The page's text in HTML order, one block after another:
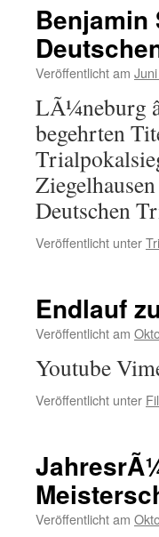
Benjamin
Veröffentlicht am
LÃ¼neburg
begehrten
Deutschen
Veröffentlicht unter
Endlauf
Veröffentlicht am
Youtube
Veröffentlicht unter
Veröffentlicht am